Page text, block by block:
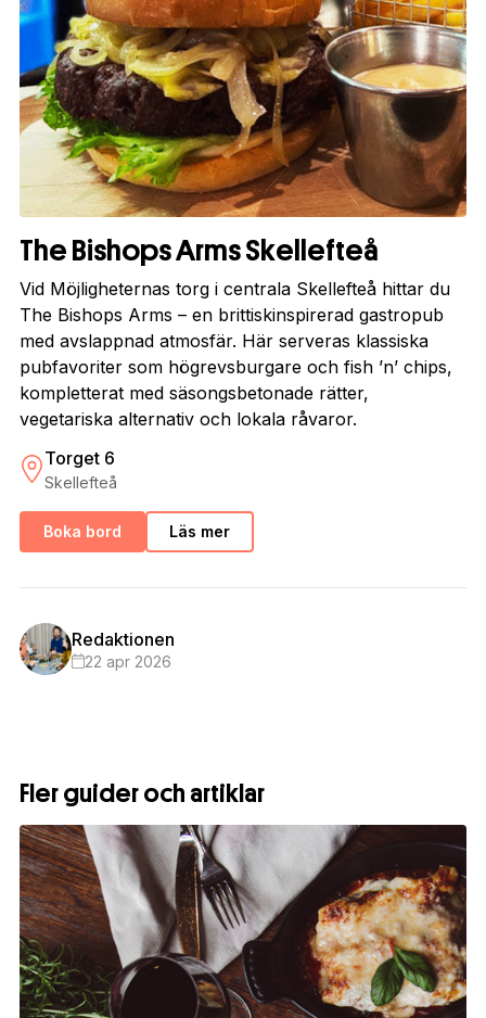
The Bishops Arms Skellefteå
Vid Möjligheternas torg i centrala Skellefteå hittar du
The Bishops Arms – en brittiskinspirerad gastropub
med avslappnad atmosfär. Här serveras klassiska
pubfavoriter som högrevsburgare och fish ’n’ chips,
kompletterat med säsongsbetonade rätter,
vegetariska alternativ och lokala råvaror.
Torget 6
Skellefteå
Boka bord Läs mer
Redaktionen
22 apr 2026
Fler guider och artiklar